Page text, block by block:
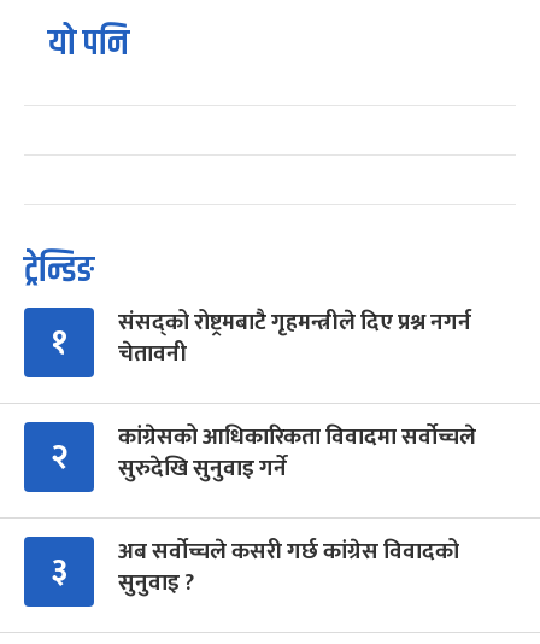
यो पनि
ट्रेन्डिङ
१
संसद्को रोष्ट्रमबाटै गृहमन्त्रीले दिए प्रश्न नगर्न
चेतावनी
२
कांग्रेसको आधिकारिकता विवादमा सर्वोच्चले
सुरुदेखि सुनुवाइ गर्ने
३
अब सर्वोच्चले कसरी गर्छ कांग्रेस विवादको
सुनुवाइ ?